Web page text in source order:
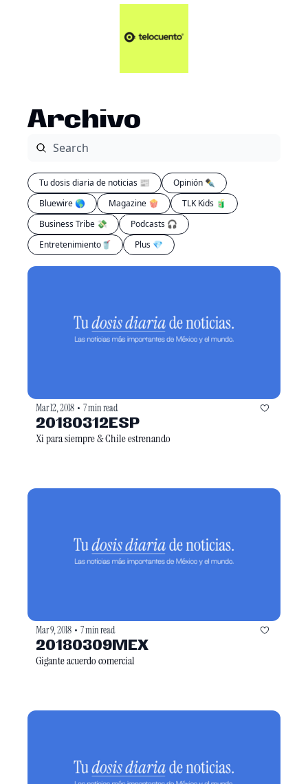
Artículos 📑
Plus 💎
Archivo
Tu dosis diaria de noticias 📰
Opinión ✒️
Bluewire 🌎
Magazine 🍿
TLK Kids 🧃
Business Tribe 💸
Podcasts 🎧
Entretenimiento🥤
Plus 💎
Mar 12, 2018 • 7 min read
20180312ESP
Xi para siempre & Chile estrenando
Mar 9, 2018 • 7 min read
20180309MEX
Gigante acuerdo comercial